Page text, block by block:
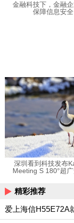
金融科技下，金融
保障信息安全
深圳看到科技发布
Meeting S 180°超
精彩推荐
爱上海信H55E72A